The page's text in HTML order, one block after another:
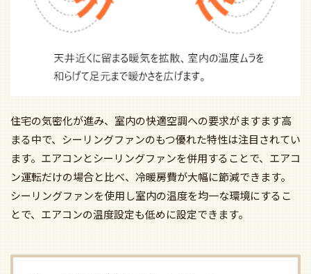
とで、エアコンの温度設定も低めに設定できます。